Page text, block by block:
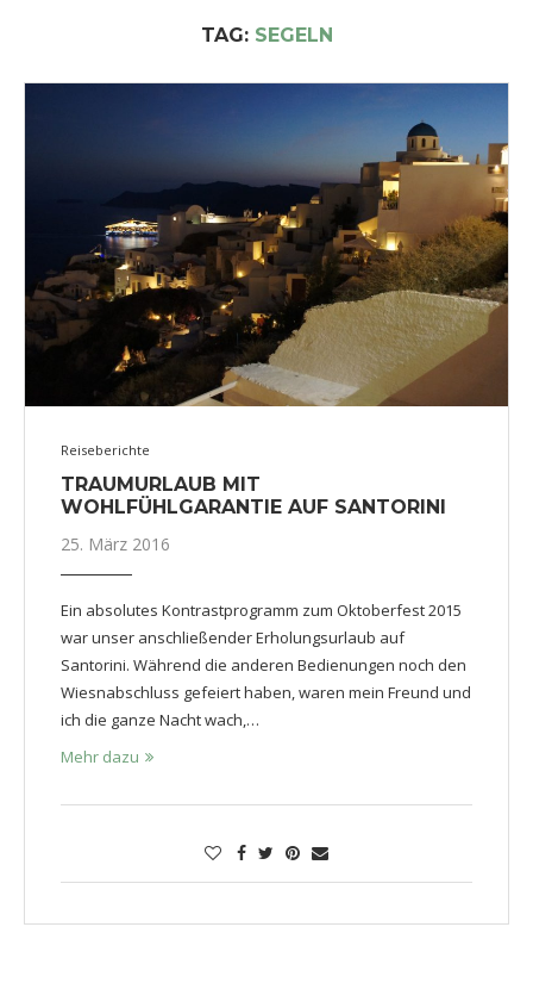
TAG: SEGELN
Reiseberichte
TRAUMURLAUB MIT
WOHLFÜHLGARANTIE AUF SANTORINI
25. März 2016
Ein absolutes Kontrastprogramm zum Oktoberfest 2015
war unser anschließender Erholungsurlaub auf
Santorini. Während die anderen Bedienungen noch den
Wiesnabschluss gefeiert haben, waren mein Freund und
ich die ganze Nacht wach,…
Mehr dazu